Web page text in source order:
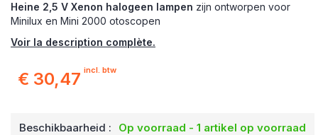
Heine 2,5 V Xenon halogeen lampen zijn ontworpen voor
Minilux en Mini 2000 otoscopen
Voir la description complète.
€ 30,47 incl. btw
Beschikbaarheid : Op voorraad - 1 artikel op voorraad